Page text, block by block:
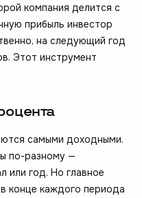
компания делится с
прибыль инвестор
на следующий год
Этот инструмент
самыми доходными.
по-разному —
или год. Но главное
конце каждого периода